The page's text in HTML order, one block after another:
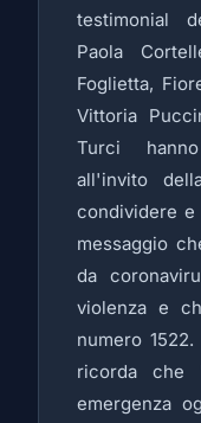
testimonial
Paola
Foglietta,
Vittoria
Turci
all'invito
condividere
messaggio
da
violenza e
numero
ricorda che
emergenza